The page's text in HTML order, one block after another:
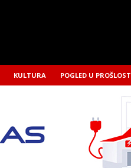
KULTURA POGLED U PROŠLOST